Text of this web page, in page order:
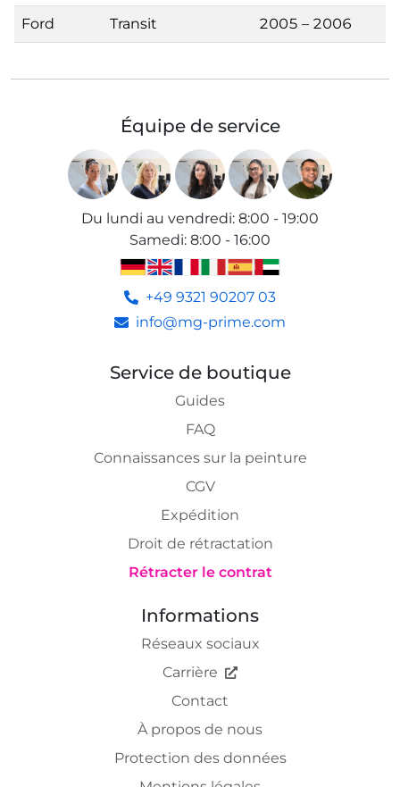
Ford Transit 2005 – 2006
Équipe de service
Du lundi au vendredi: 8:00 - 19:00
Samedi: 8:00 - 16:00
+49 9321 90207 03
info@mg-prime.com
Service de boutique
Guides
FAQ
Connaissances sur la peinture
CGV
Expédition
Droit de rétractation
Rétracter le contrat
Informations
Réseaux sociaux
Carrière
Contact
À propos de nous
Protection des données